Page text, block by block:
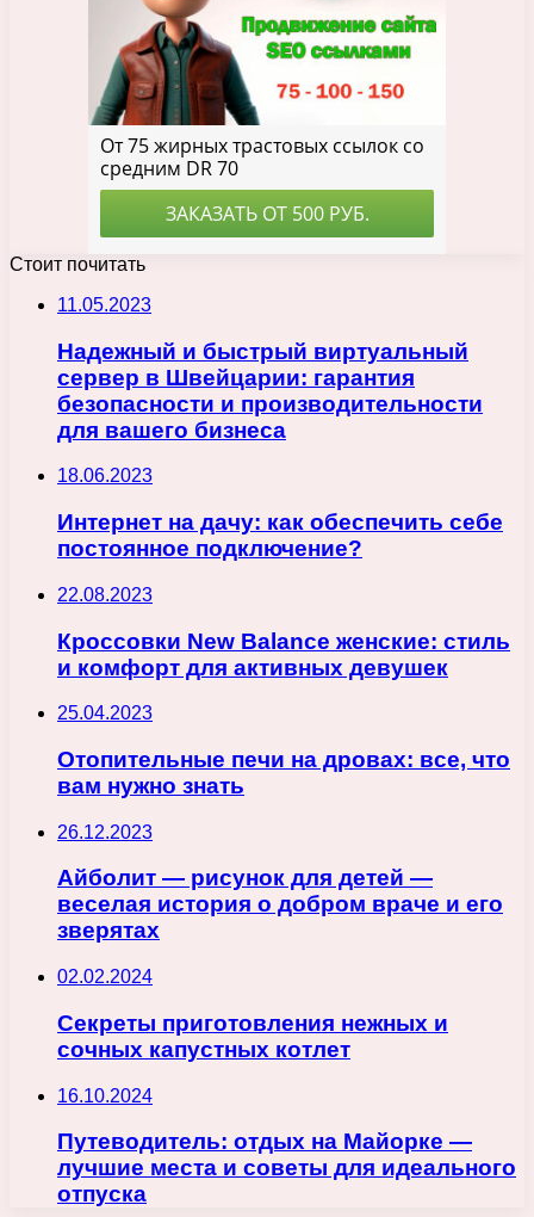
Стоит почитать
11.05.2023
Надежный и быстрый виртуальный
сервер в Швейцарии: гарантия
безопасности и производительности
для вашего бизнеса
18.06.2023
Интернет на дачу: как обеспечить себе
постоянное подключение?
22.08.2023
Кроссовки New Balance женские: стиль
и комфорт для активных девушек
25.04.2023
Отопительные печи на дровах: все, что
вам нужно знать
26.12.2023
Айболит — рисунок для детей —
веселая история о добром враче и его
зверятах
02.02.2024
Секреты приготовления нежных и
сочных капустных котлет
16.10.2024
Путеводитель: отдых на Майорке —
лучшие места и советы для идеального
отпуска